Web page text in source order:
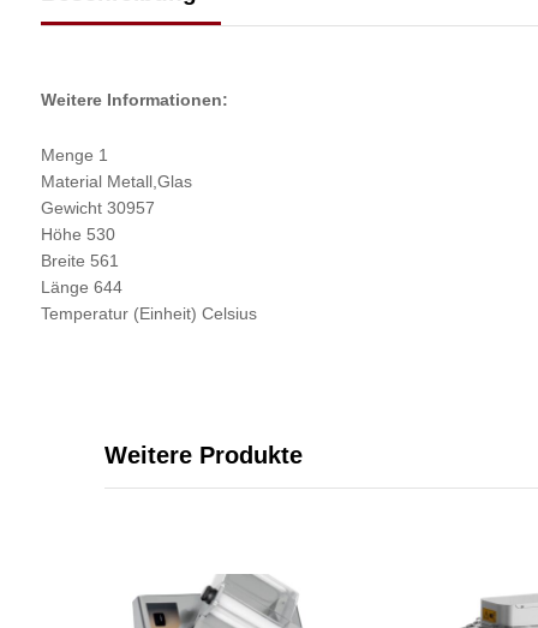
Weitere Informationen:
Menge 1
Material Metall,Glas
Gewicht 30957
Höhe 530
Breite 561
Länge 644
Temperatur (Einheit) Celsius
Weitere Produkte